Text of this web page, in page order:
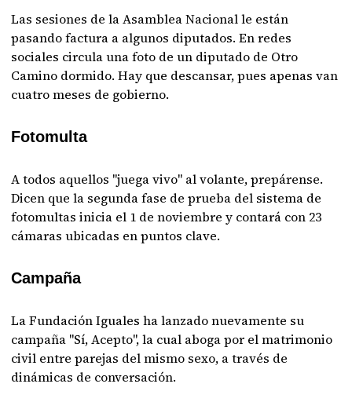
Las sesiones de la Asamblea Nacional le están
pasando factura a algunos diputados. En redes
sociales circula una foto de un diputado de Otro
Camino dormido. Hay que descansar, pues apenas van
cuatro meses de gobierno.
Fotomulta
A todos aquellos "juega vivo" al volante, prepárense.
Dicen que la segunda fase de prueba del sistema de
fotomultas inicia el 1 de noviembre y contará con 23
cámaras ubicadas en puntos clave.
Campaña
La Fundación Iguales ha lanzado nuevamente su
campaña "Sí, Acepto", la cual aboga por el matrimonio
civil entre parejas del mismo sexo, a través de
dinámicas de conversación.